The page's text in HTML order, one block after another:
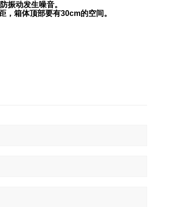
振动发生噪音。
箱体顶部要有30cm的空间。